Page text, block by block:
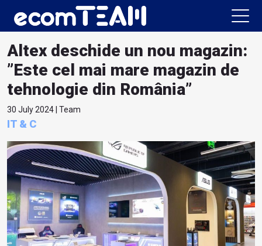
Altex deschide un nou magazin:
”Este cel mai mare magazin de
tehnologie din România”
30 July 2024 | Team
IT & C